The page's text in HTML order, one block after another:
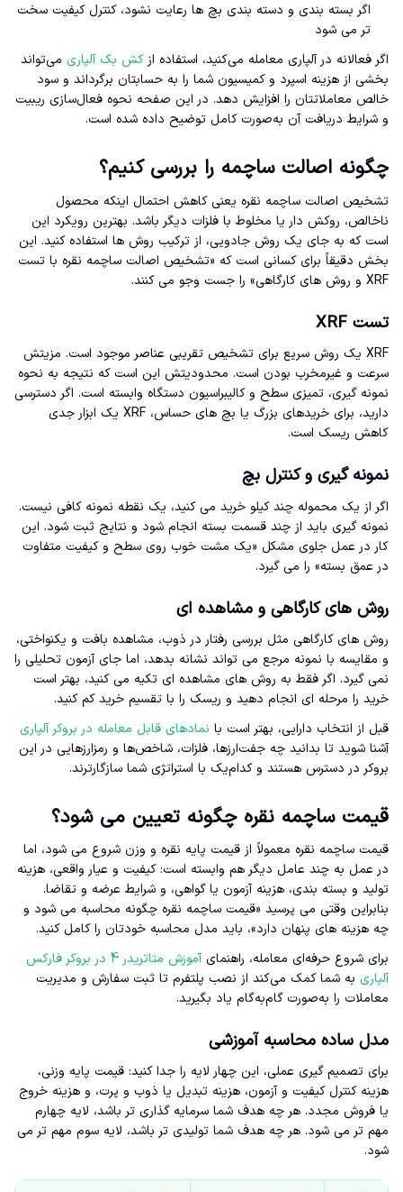
اگر بسته بندی و دسته بندی بچ ها رعایت نشود، کنترل کیفیت سخت
تر می شود
اگر فعالانه در آلپاری معامله می‌کنید، استفاده از کش بک آلپاری می‌تواند
بخشی از هزینه اسپرد و کمیسیون شما را به حسابتان برگرداند و سود
خالص معاملاتتان را افزایش دهد. در این صفحه نحوه فعال‌سازی ریبیت
و شرایط دریافت آن به‌صورت کامل توضیح داده شده است.
چگونه اصالت ساچمه را بررسی کنیم؟
تشخیص اصالت ساچمه نقره یعنی کاهش احتمال اینکه محصول
ناخالص، روکش دار یا مخلوط با فلزات دیگر باشد. بهترین رویکرد این
است که به جای یک روش جادویی، از ترکیب روش ها استفاده کنید. این
بخش دقیقاً برای کسانی است که «تشخیص اصالت ساچمه نقره با تست
XRF و روش های کارگاهی» را جست وجو می کنند.
تست XRF
XRF یک روش سریع برای تشخیص تقریبی عناصر موجود است. مزیتش
سرعت و غیرمخرب بودن است. محدودیتش این است که نتیجه به نحوه
نمونه گیری، تمیزی سطح و کالیبراسیون دستگاه وابسته است. اگر دسترسی
دارید، برای خریدهای بزرگ یا بچ های حساس، XRF یک ابزار جدی
کاهش ریسک است.
نمونه گیری و کنترل بچ
اگر از یک محموله چند کیلو خرید می کنید، یک نقطه نمونه کافی نیست.
نمونه گیری باید از چند قسمت بسته انجام شود و نتایج ثبت شود. این
کار در عمل جلوی مشکل «یک مشت خوب روی سطح و کیفیت متفاوت
در عمق بسته» را می گیرد.
روش های کارگاهی و مشاهده ای
روش های کارگاهی مثل بررسی رفتار در ذوب، مشاهده بافت و یکنواختی،
و مقایسه با نمونه مرجع می تواند نشانه بدهد، اما جای آزمون تحلیلی را
نمی گیرد. اگر فقط به روش های مشاهده ای تکیه می کنید، بهتر است
خرید را مرحله ای انجام دهید و ریسک را با تقسیم خرید کم کنید.
قبل از انتخاب دارایی، بهتر است با نمادهای قابل معامله در بروکر آلپاری
آشنا شوید تا بدانید چه جفت‌ارزها، فلزات، شاخص‌ها و رمزارزهایی در این
بروکر در دسترس هستند و کدام‌یک با استراتژی شما سازگارترند.
قیمت ساچمه نقره چگونه تعیین می شود؟
قیمت ساچمه نقره معمولاً از قیمت پایه نقره و وزن شروع می شود، اما
در عمل به چند عامل دیگر هم وابسته است: کیفیت و عیار واقعی، هزینه
تولید و بسته بندی، هزینه آزمون یا گواهی، و شرایط عرضه و تقاضا.
بنابراین وقتی می پرسید «قیمت ساچمه نقره چگونه محاسبه می شود و
چه هزینه های پنهان دارد»، باید مدل محاسبه خودتان را کامل کنید.
برای شروع حرفه‌ای معامله، راهنمای
آموزش متاتریدر 4 در بروکر فارکس
آلپاری به شما کمک می‌کند از نصب پلتفرم تا ثبت سفارش و مدیریت
معاملات را به‌صورت گام‌به‌گام یاد بگیرید.
مدل ساده محاسبه آموزشی
برای تصمیم گیری عملی، این چهار لایه را جدا کنید: قیمت پایه وزنی،
هزینه کنترل کیفیت و آزمون، هزینه تبدیل یا ذوب و پرت، و هزینه خروج
یا فروش مجدد. هر چه هدف شما سرمایه گذاری تر باشد، لایه چهارم
مهم تر می شود. هر چه هدف شما تولیدی تر باشد، لایه سوم مهم تر می
شود.